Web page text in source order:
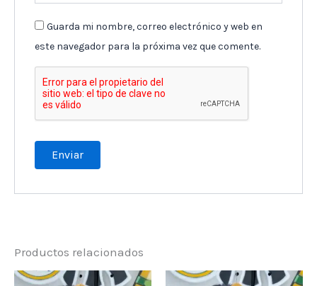
Guarda mi nombre, correo electrónico y web en
este navegador para la próxima vez que comente.
Productos relacionados